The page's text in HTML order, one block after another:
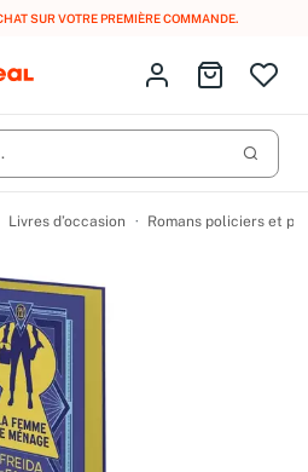
SUR VOTRE PREMIÈRE COMMANDE.
Lancer
l'article que vous cherchiez ?
votre compte pour être alerté dès
est en stock.
une alerte
Identifiez-vous
Aller au
Livres d’occasion Romans policiers et